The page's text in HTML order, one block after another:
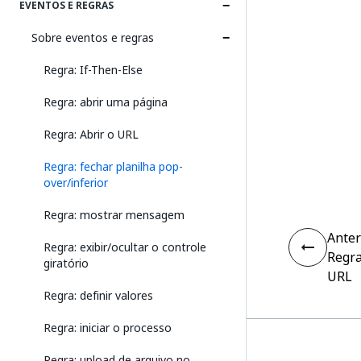
EVENTOS E REGRAS
Sobre eventos e regras
Regra: If-Then-Else
Regra: abrir uma página
Regra: Abrir o URL
Regra: fechar planilha pop-
over/inferior
Regra: mostrar mensagem
Regra: exibir/ocultar o controle
giratório
Regra: definir valores
Regra: iniciar o processo
URL